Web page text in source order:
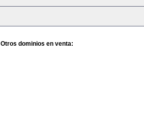
Otros dominios en venta: